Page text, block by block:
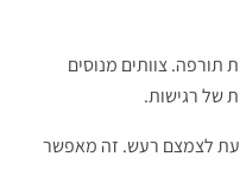
תורפה. צוותים מנוסים
של רגישות.
לצמצם רעש. זה מאפשר